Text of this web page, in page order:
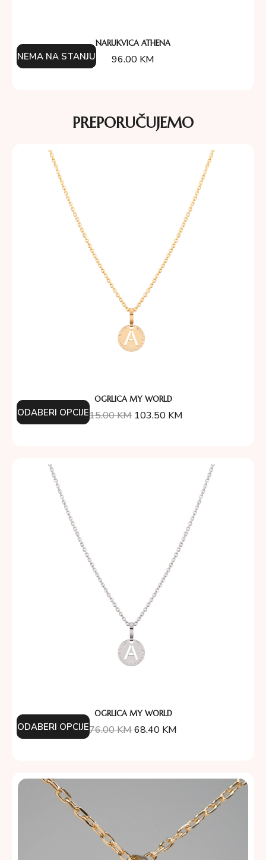
NARUKVICA ATHENA
96.00 KM
NEMA NA STANJU
PREPORUČUJEMO
OGRLICA MY WORLD
115.00KM 103.50 KM
ODABERI OPCIJE
OGRLICA MY WORLD
76.00KM68.40 KM
ODABERI OPCIJE